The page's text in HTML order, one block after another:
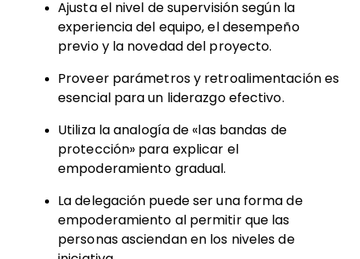
Ajusta el nivel de supervisión según la
experiencia del equipo, el desempeño
previo y la novedad del proyecto.
Proveer parámetros y retroalimentación es
esencial para un liderazgo efectivo.
Utiliza la analogía de «las bandas de
protección» para explicar el
empoderamiento gradual.
La delegación puede ser una forma de
empoderamiento al permitir que las
personas asciendan en los niveles de